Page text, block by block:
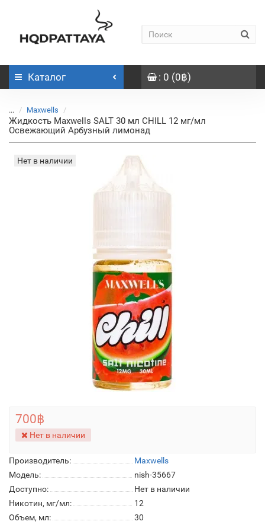
Каталог : 0 (0฿)
... Maxwells
Жидкость Maxwells SALT 30 мл CHILL 12 мг/мл
Освежающий Арбузный лимонад
Нет в наличии
Производитель:
Maxwells
Модель:
nish-35667
Доступно:
Нет в наличии
Никотин, мг/мл:
12
Объем, мл:
30
700฿
Нет в наличии